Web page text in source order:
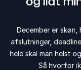
December er skøn,
afslutninger,
hele skal man helst
Så hvorfor